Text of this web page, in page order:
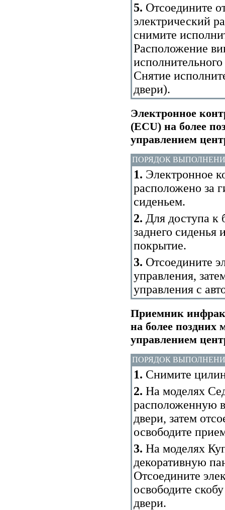
5. Отсоедините
электрический
снимите
Расположение
Снятие
двери).
Электронное
(ECU) на более
управлением
ПОРЯДОК
1. Электронное
расположено за
сиденьем.
2. Для доступа к
заднего сиденья
покрытие.
3. Отсоедините
управления,
управления с
Приемник
на более поздних
управлением
ПОРЯДОК
1. Снимите
2. На моделях
расположенную в
двери, затем
освободите
3. На моделях
декоративную
Отсоедините
освободите
двери.